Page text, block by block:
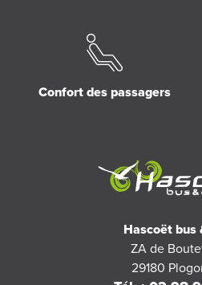
Confort des passagers
Hascoët bus
ZA de
29180